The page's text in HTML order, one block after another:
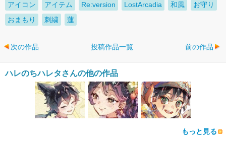
アイコン アイテム Re:version LostArcadia 和風
お守り
おまもり
刺繍 蓮
次の作品 投稿作品一覧 前の作品
ハレのちハレタさんの他の作品
もっと見る